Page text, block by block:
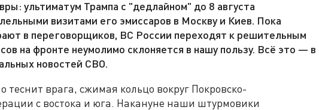
ультиматум Трампа с "дедлайном" до 8 августа
визитами его эмиссаров в Москву и Киев. Пока
в переговорщиков, ВС России переходят к решительным
на фронте неумолимо склоняется в нашу пользу. Всё это — в
новостей СВО.
теснит врага, сжимая кольцо вокруг Покровско-
с востока и юга. Накануне наши штурмовики